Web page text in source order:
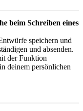
beim Schreiben eines
speichern und
und absenden.
der Funktion
deinem persönlichen